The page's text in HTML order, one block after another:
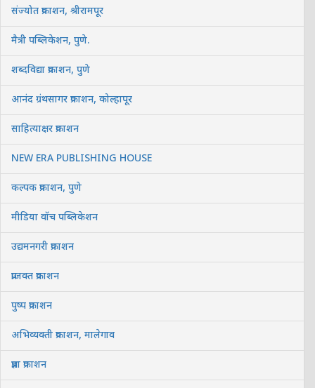
संज्योत प्रकाशन, श्रीरामपूर
मैत्री पब्लिकेशन, पुणे.
शब्दविद्या प्रकाशन, पुणे
आनंद ग्रंथसागर प्रकाशन, कोल्हापूर
साहित्याक्षर प्रकाशन
NEW ERA PUBLISHING HOUSE
कल्पक प्रकाशन, पुणे
मीडिया वॉच पब्लिकेशन
उद्यमनगरी प्रकाशन
प्राजक्त प्रकाशन
पुष्प प्रकाशन
अभिव्यक्ती प्रकाशन, मालेगाव
प्रज्ञा प्रकाशन